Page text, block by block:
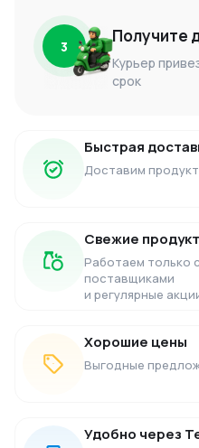
3 Получите
Курьер
срок
Быстрая
Доставим
Свежие
Работаем только
поставщиками
и регулярные
Хорошие цены
Выгодные
Удобно через